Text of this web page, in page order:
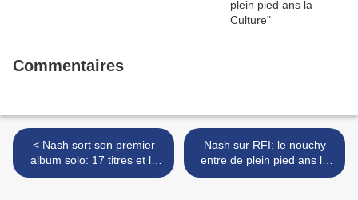
Commentaires
< Nash sort son premier
album solo: 17 titres et la
star Mokobé du 113.
Nash sur RFI: le nouchy
entre de plein pied ans la
Culture >